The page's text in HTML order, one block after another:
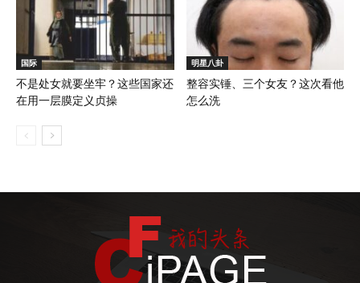
国际
不是处女就要坐牢？这些国家还
在用一层膜定义贞操
明星八卦
整容实锤、三个女友？这次看他
怎么洗